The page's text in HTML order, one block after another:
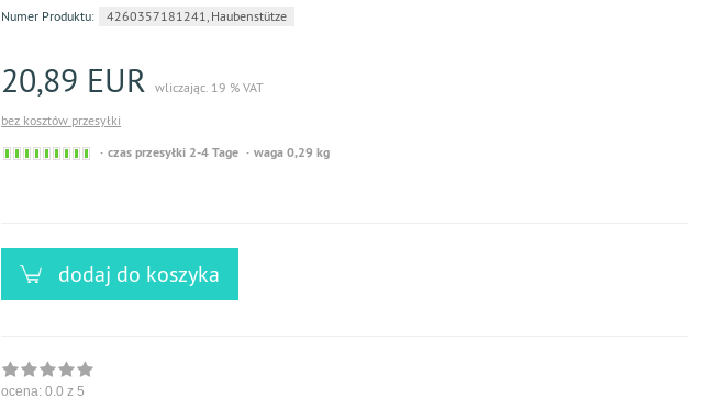
Numer Produktu: 4260357181241, Haubenstütze
20,89 EUR wliczając. 19 % VAT
bez kosztów przesyłki
Sofort
czas przesyłki 2-4 Tage waga 0,29 kg
dodaj do koszyka
ocena: 0.0 z 5